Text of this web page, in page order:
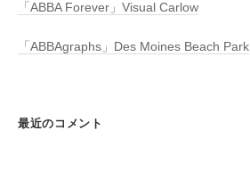
「ABBA Forever」Visual Carlow
「ABBAgraphs」Des Moines Beach Park
最近のコメント